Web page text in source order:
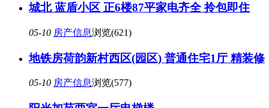
城北 蓝盾小区 正6楼87平家电齐全 拎包即住
05-10 房产信息浏览(621)
地铁房荷韵新村西区(园区) 普通住宅1厅 精装修
05-10 房产信息浏览(577)